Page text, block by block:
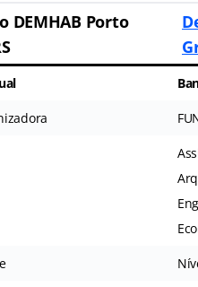
DEMHAB Porto